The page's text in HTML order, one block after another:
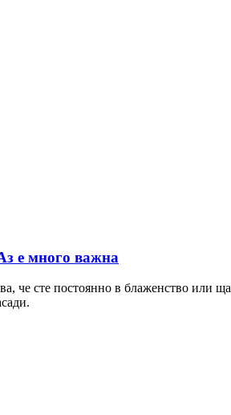
е много важна
че сте постоянно в блаженство или